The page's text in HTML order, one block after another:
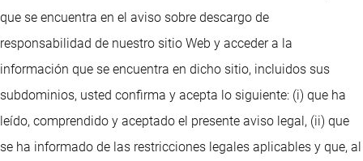
que se encuentra en el aviso sobre descargo de
responsabilidad de nuestro sitio Web y acceder a la
información que se encuentra en dicho sitio, incluidos sus
subdominios, usted confirma y acepta lo siguiente: (i) que ha
leído, comprendido y aceptado el presente aviso legal, (ii) que
se ha informado de las restricciones legales aplicables y que, al